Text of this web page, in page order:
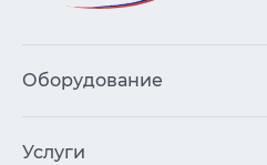
Оборудование
Услуги